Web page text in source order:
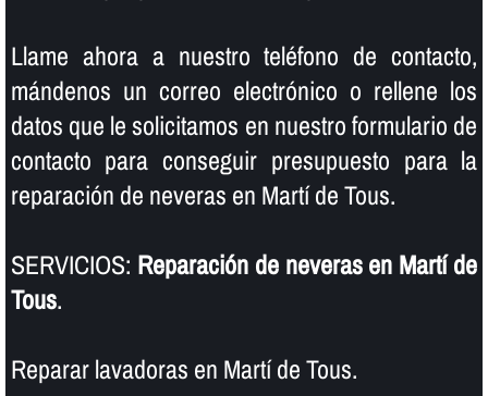
Llame ahora a nuestro teléfono de contacto,
mándenos un correo electrónico o rellene los
datos que le solicitamos en nuestro formulario de
contacto para conseguir presupuesto para la
reparación de neveras en Martí de Tous.
SERVICIOS: Reparación de neveras en Martí de
Tous.
Reparar lavadoras en Martí de Tous.